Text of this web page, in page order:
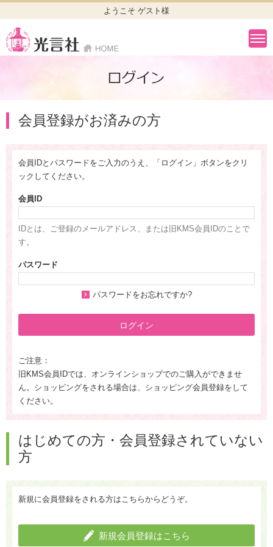
ようこそ ゲスト様
会員登録がお済みの方
会員IDとパスワードをご入力のうえ、「ログイン」ボタンをクリ
ックしてください。
会員ID
IDとは、ご登録のメールアドレス、または旧KMS会員IDのことで
す。
パスワード
パスワードをお忘れですか?
ログイン
ご注意：
旧KMS会員IDでは、オンラインショップでのご購入ができませ
ん。ショッピングをされる場合は、ショッピング会員登録をして
ください。
はじめての方・会員登録されていない
方
新規に会員登録をされる方はこちらからどうぞ。
新規会員登録はこちら